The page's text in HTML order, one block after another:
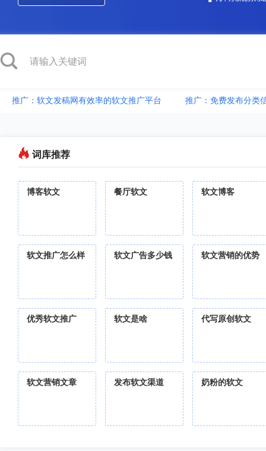
推广：软文发稿网有效率的软文推广平台 推广：免费发布分类
词库推荐
博客软文 餐厅软文 软文博客
软文推广怎么样 软文广告多少钱 软文营销的优势
优秀软文推广 软文是啥 代写原创软文
软文营销文章 发布软文渠道 奶粉的软文